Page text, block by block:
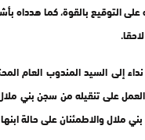
التوقيع بالقوة، كما هدداه
إلى السيد المندوب العام
على تنقيله من سجن بني
ملال والاطمئنان على حالة